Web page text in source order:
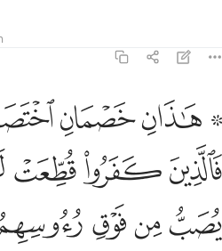
۞ هاذان خصمان اختصموا في ربهم
۞ هَـٰذَانِ خَصْمَانِ ٱخْتَصَمُوا۟ فِى
ﲏ ﲐﲑ
ﲖﲗﲘ
ﲝﲞﲟ